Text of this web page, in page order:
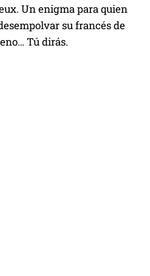
Un enigma para quien
su francés de
Tú dirás.